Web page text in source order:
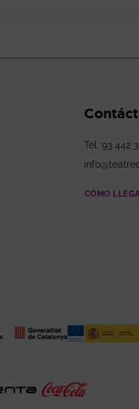
Tel. 93 442
CÓMO
ventanaAbre en nueva ventana